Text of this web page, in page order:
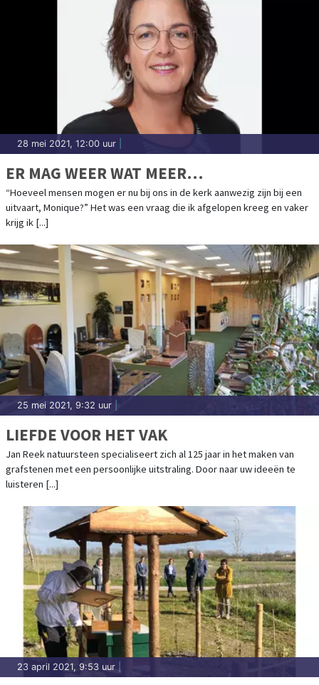
28 mei 2021, 12:00 uur
ER MAG WEER WAT MEER…
“Hoeveel mensen mogen er nu bij ons in de kerk aanwezig zijn bij een
uitvaart, Monique?” Het was een vraag die ik afgelopen kreeg en vaker
krijg ik [...]
25 mei 2021, 9:32 uur
LIEFDE VOOR HET VAK
Jan Reek natuursteen specialiseert zich al 125 jaar in het maken van
grafstenen met een persoonlijke uitstraling. Door naar uw ideeën te
luisteren [...]
23 april 2021, 9:53 uur